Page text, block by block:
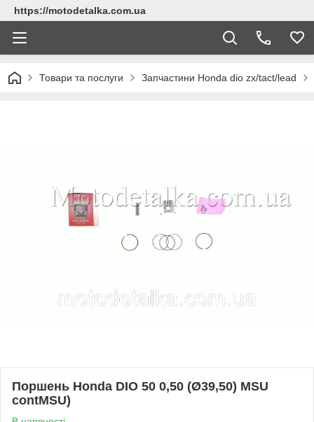
https://motodetalka.com.ua
Товари та послуги Запчастини Нonda dio zx/tact/lead
Поршень Honda DIO 50 0,50 (Ø39,50) MSU
contMSU)